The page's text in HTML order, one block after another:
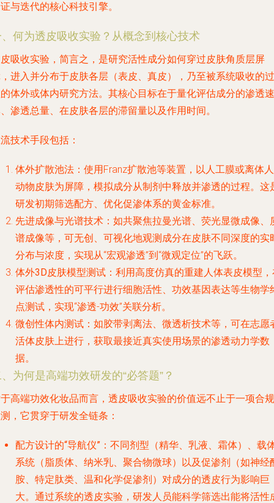
与迭代的核心科技引擎。
何为透皮吸收实验？从概念到核心技术
吸收实验，简言之，是研究活性成分如何穿过皮肤角质层屏
进入并分布于皮肤各层（表皮、真皮），乃至被系统吸收的过
体外或体内研究方法。其核心目标在于量化评估成分的渗透速
渗透总量、在皮肤各层的滞留量以及作用时间。
技术手段包括：
体外扩散池法 ：使用Franz扩散池等装置，以人工膜或离体
动物皮肤为屏障，模拟成分从制剂中释放并渗透的过程。这
研发初期筛选配方、优化促渗体系的黄金标准。
先进成像与光谱技术 ：如共聚焦拉曼光谱、荧光显微成像、
谱成像等，可无创、可视化地观测成分在皮肤不同深度的实
分布与浓度，实现从“宏观渗透”到“微观定位”的飞跃。
体外3D皮肤模型测试 ：利用高度仿真的重建人体表皮模型
评估渗透性的可平行进行细胞活性、功效基因表达等生物学
点测试，实现“渗透-功效”关联分析。
微创性体内测试 ：如胶带剥离法、微透析技术等，可在志愿
活体皮肤上进行，获取最接近真实使用场景的渗透动力学数
据。
为何是高端功效研发的“必答题”？
高端功效化妆品而言，透皮吸收实验的价值远不止于一项合规
，它贯穿于研发全链条：
配方设计的“导航仪” ：不同剂型（精华、乳液、霜体）、载
系统（脂质体、纳米乳、聚合物微球）以及促渗剂（如神经
胺、特定肽类、温和化学促渗剂）对成分的透皮行为影响巨
大。通过系统的透皮实验，研发人员能科学筛选出能将活性